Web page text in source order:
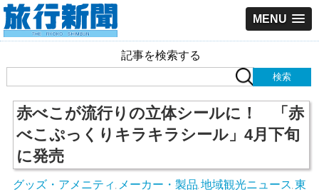
MENU
記事を検索する
赤べこが流行りの立体シールに！ 「赤
べこぷっくりキラキラシール」4月下旬
に発売
グッズ・アメニティ メーカー・製品 地域観光ニュース 東